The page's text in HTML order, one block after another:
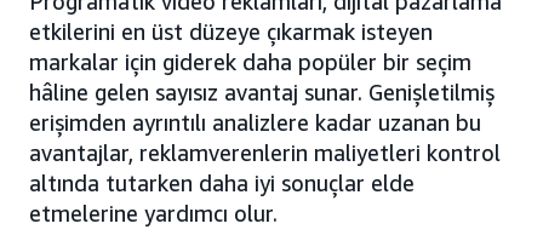
etkilerini en üst düzeye çıkarmak isteyen
markalar için giderek daha popüler bir seçim
hâline gelen sayısız avantaj sunar. Genişletilmiş
erişimden ayrıntılı analizlere kadar uzanan bu
avantajlar, reklamverenlerin maliyetleri kontrol
altında tutarken daha iyi sonuçlar elde
etmelerine yardımcı olur.